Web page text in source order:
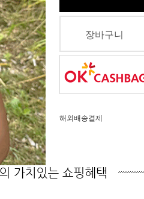
장바구니
해외배송결제